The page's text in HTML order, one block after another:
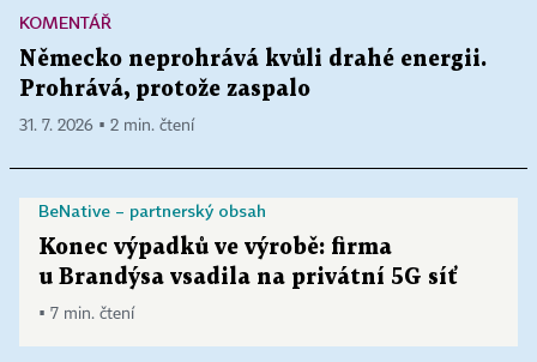
KOMENTÁŘ
Německo neprohrává kvůli drahé energii.
Prohrává, protože zaspalo
31. 7. 2026 ▪ 2 min. čtení
BeNative – partnerský obsah
Konec výpadků ve výrobě: firma
u Brandýsa vsadila na privátní 5G síť
▪ 7 min. čtení